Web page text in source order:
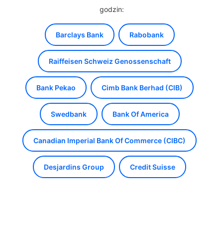
godzin:
Barclays Bank Rabobank
Raiffeisen Schweiz Genossenschaft
Bank Pekao Cimb Bank Berhad (CIB)
Swedbank Bank Of America
Canadian Imperial Bank Of Commerce (CIBC)
Desjardins Group Credit Suisse